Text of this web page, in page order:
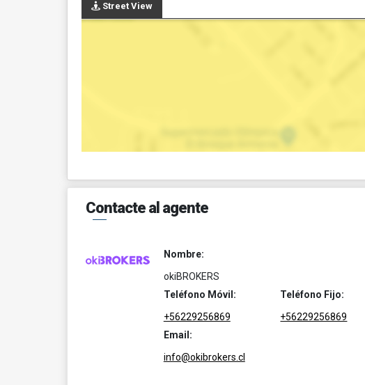
Street View
Contacte al agente
Nombre:
okiBROKERS
Teléfono Móvil:
+56229256869
Teléfono Fijo:
+56229256869
Email:
info@okibrokers.cl